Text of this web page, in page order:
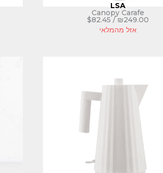
LSA
Canopy Carafe
₪249.00
/
$82.45
אזל מהמלאי